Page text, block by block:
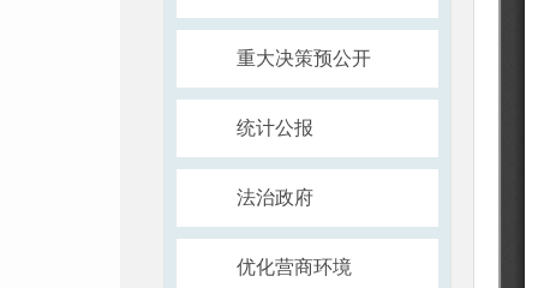
重大决策预公开
统计公报
法治政府
优化营商环境